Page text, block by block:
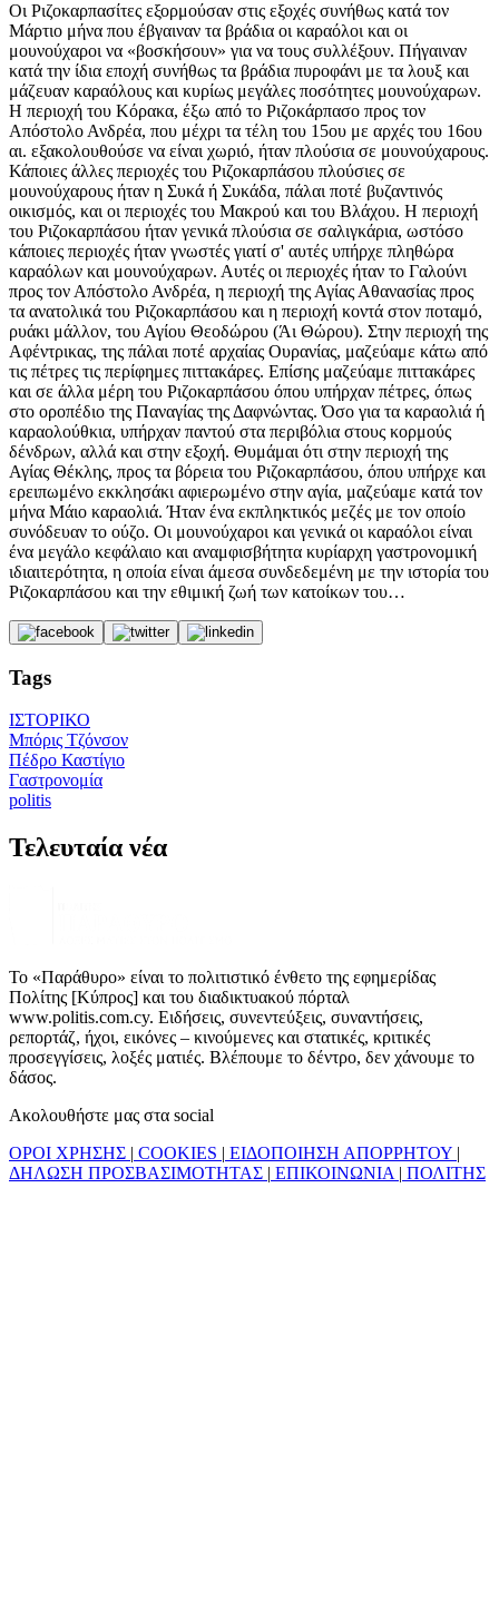
Οι Ριζοκαρπασίτες εξορμούσαν στις εξοχές συνήθως κατά τον
Μάρτιο μήνα που έβγαιναν τα βράδια οι καραόλοι και οι
μουνούχαροι να «βοσκήσουν» για να τους συλλέξουν. Πήγαιναν
κατά την ίδια εποχή συνήθως τα βράδια πυροφάνι με τα λουξ και
μάζευαν καραόλους και κυρίως μεγάλες ποσότητες μουνούχαρων.
Η περιοχή του Κόρακα, έξω από το Ριζοκάρπασο προς τον
Απόστολο Ανδρέα, που μέχρι τα τέλη του 15ου με αρχές του 16ου
αι. εξακολουθούσε να είναι χωριό, ήταν πλούσια σε μουνούχαρους.
Κάποιες άλλες περιοχές του Ριζοκαρπάσου πλούσιες σε
μουνούχαρους ήταν η Συκά ή Συκάδα, πάλαι ποτέ βυζαντινός
οικισμός, και οι περιοχές του Μακρού και του Βλάχου. Η περιοχή
του Ριζοκαρπάσου ήταν γενικά πλούσια σε σαλιγκάρια, ωστόσο
κάποιες περιοχές ήταν γνωστές γιατί σ' αυτές υπήρχε πληθώρα
καραόλων και μουνούχαρων. Αυτές οι περιοχές ήταν το Γαλούνι
προς τον Απόστολο Ανδρέα, η περιοχή της Αγίας Αθανασίας προς
τα ανατολικά του Ριζοκαρπάσου και η περιοχή κοντά στον ποταμό,
ρυάκι μάλλον, του Αγίου Θεοδώρου (Άι Θώρου). Στην περιοχή της
Αφέντρικας, της πάλαι ποτέ αρχαίας Ουρανίας, μαζεύαμε κάτω από
τις πέτρες τις περίφημες πιττακάρες. Επίσης μαζεύαμε πιττακάρες
και σε άλλα μέρη του Ριζοκαρπάσου όπου υπήρχαν πέτρες, όπως
στο οροπέδιο της Παναγίας της Δαφνώντας. Όσο για τα καραολιά ή
καραολούθκια, υπήρχαν παντού στα περιβόλια στους κορμούς
δένδρων, αλλά και στην εξοχή. Θυμάμαι ότι στην περιοχή της
Αγίας Θέκλης, προς τα βόρεια του Ριζοκαρπάσου, όπου υπήρχε και
ερειπωμένο εκκλησάκι αφιερωμένο στην αγία, μαζεύαμε κατά τον
μήνα Μάιο καραολιά. Ήταν ένα εκπληκτικός μεζές με τον οποίο
συνόδευαν το ούζο. Οι μουνούχαροι και γενικά οι καραόλοι είναι
ένα μεγάλο κεφάλαιο και αναμφισβήτητα κυρίαρχη γαστρονομική
ιδιαιτερότητα, η οποία είναι άμεσα συνδεδεμένη με την ιστορία του
Ριζοκαρπάσου και την εθιμική ζωή των κατοίκων του…
Tags
ΙΣΤΟΡΙΚΟ
Μπόρις Τζόνσον
Πέδρο Καστίγιο
Γαστρονομία
politis
Τελευταία νέα
Το «Παράθυρο» είναι το πολιτιστικό ένθετο της εφημερίδας
Πολίτης [Κύπρος] και του διαδικτυακού πόρταλ
www.politis.com.cy. Ειδήσεις, συνεντεύξεις, συναντήσεις,
ρεπορτάζ, ήχοι, εικόνες – κινούμενες και στατικές, κριτικές
προσεγγίσεις, λοξές ματιές. Βλέπουμε το δέντρο, δεν χάνουμε το
δάσος.
Ακολουθήστε μας στα social
ΟΡΟΙ ΧΡΗΣΗΣ | COOKIES | ΕΙΔΟΠΟΙΗΣΗ ΑΠΟΡΡΗΤΟΥ |
ΔΗΛΩΣΗ ΠΡΟΣΒΑΣΙΜΟΤΗΤΑΣ | ΕΠΙΚΟΙΝΩΝΙΑ | ΠΟΛΙΤΗΣ